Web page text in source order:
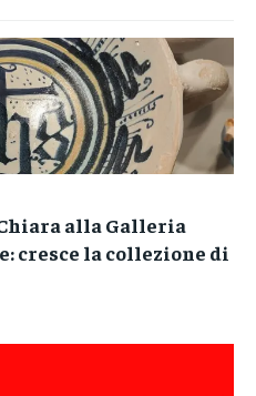
alla Galleria
cresce la collezione di